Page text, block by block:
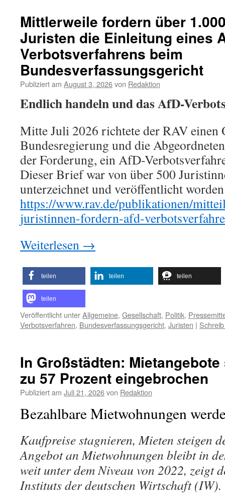
Mittlerweile fordern über
Juristen die Einleitung eines
Verbotsverfahrens beim
Bundesverfassungsgericht
Publiziert am August 3, 2026von Redaktion
Endlich handeln und das AfD-
Mitte Juli 2026 richtete der RAV einen
Bundesregierung und die
der Forderung, ein AfD-
Dieser Brief war von über 500
unterzeichnet und veröffentlicht
https://www.rav.de/publikationen/
juristinnen-fordern-afd-
Weiterlesen →
teilen teilen teilen
teilen
Veröffentlicht unterAllgemeine, Gesellschaft, Politik,
Verbotsverfahren, Bundesverfassungsgericht, Juristen |
In Großstädten:
zu 57 Prozent eingebrochen
Publiziert am Juli 21, 2026von Redaktion
Bezahlbare Mietwohnungen
Kaufpreise stagnieren, Mieten steigen
Angebot an Mietwohnungen bleibt in
weit unter dem Niveau von 2022, zeigt
Instituts der deutschen Wirtschaft (IW).